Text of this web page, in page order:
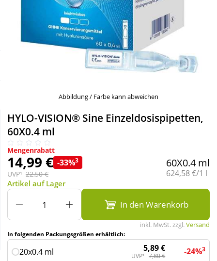
Täglich gut versorgt
Körperpflege & Kosmetik
Liebe & Erotik
Nahrungsergänzung
Natur & Homöopathie
Sanitätshaus
Sport & Fitness
Wellness
Abbildung / Farbe kann abweichen
HYLO-VISION® Sine Einzeldosispipetten,
60X0.4 ml
Mengenrabatt
14,99 € -33%3
UVP¹ 22,50 €
60X0.4 ml
Grundpreis:
624,58 €/1 l
Artikel auf Lager
In den Warenkorb
inkl. MwSt. zzgl.Versand
In folgenden Packungsgrößen erhältlich:
20x0.4 ml 5,89 €
UVP¹ 7,80 € -24%3